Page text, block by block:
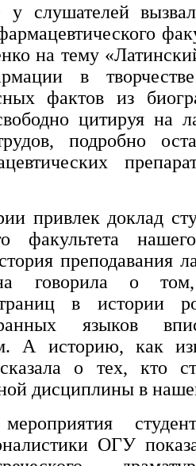
слушателей
на тему
в
фактов из
цитируя на
подробно
привлек доклад
факультета
преподавания
говорила о
в истории
языков
А историю, как
о тех, кто
дисциплины в
ОГУ